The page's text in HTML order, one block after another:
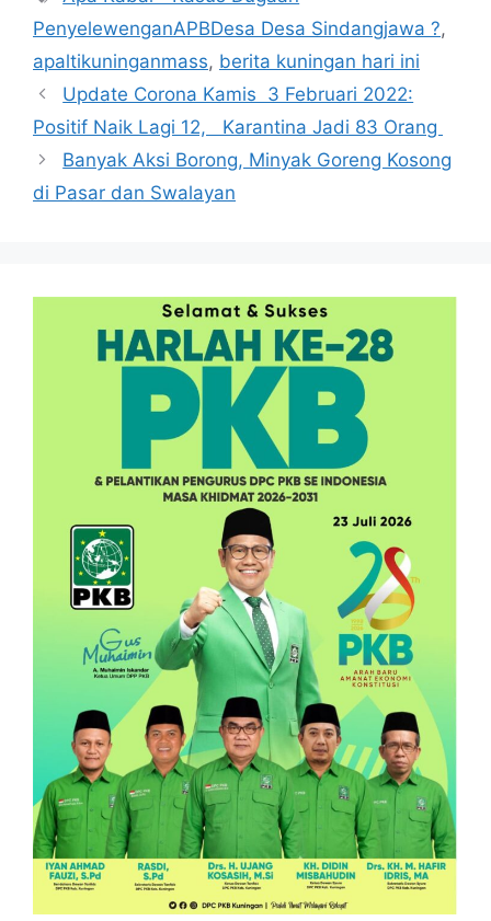
PenyelewenganAPBDesa Desa Sindangjawa ?,
apaltikuninganmass, berita kuningan hari ini
Update Corona Kamis 3 Februari 2022:
Positif Naik Lagi 12, Karantina Jadi 83 Orang
Banyak Aksi Borong, Minyak Goreng Kosong
di Pasar dan Swalayan